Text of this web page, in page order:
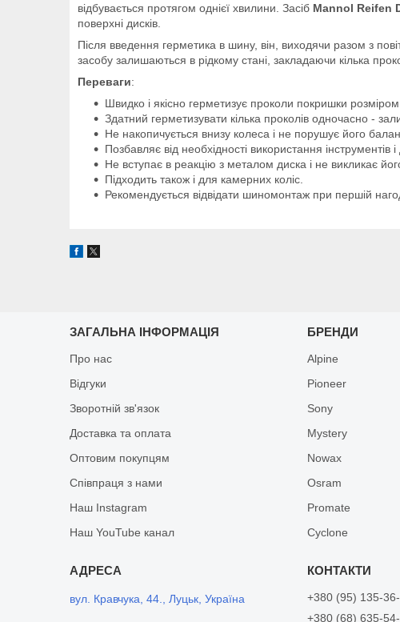
відбувається протягом однієї хвилини. Засіб Mannol Reifen
поверхні дисків.
Після введення герметика в шину, він, виходячи разом з
засобу залишаються в рідкому стані, закладаючи кілька
Переваги:
Швидко і якісно герметизує проколи покришки
Здатний герметизувати кілька проколів одночасно -
Не накопичується внизу колеса і не порушує його
Позбавляє від необхідності використання інструментів
Не вступає в реакцію з металом диска і не викликає
Підходить також і для камерних коліс.
Рекомендується відвідати шиномонтаж при першій
ЗАГАЛЬНА ІНФОРМАЦІЯ
Про нас
Відгуки
Зворотній зв'язок
Доставка та оплата
Оптовим покупцям
Співпраця з нами
Наш Instagram
Наш YouTube канал
БРЕНДИ
Alpine
Pioneer
Sony
Mystery
Nowax
Osram
Promate
Cyclone
вул. Кравчука, 44., Луцьк, Україна
+380 (95) 135-
+380 (68) 635-